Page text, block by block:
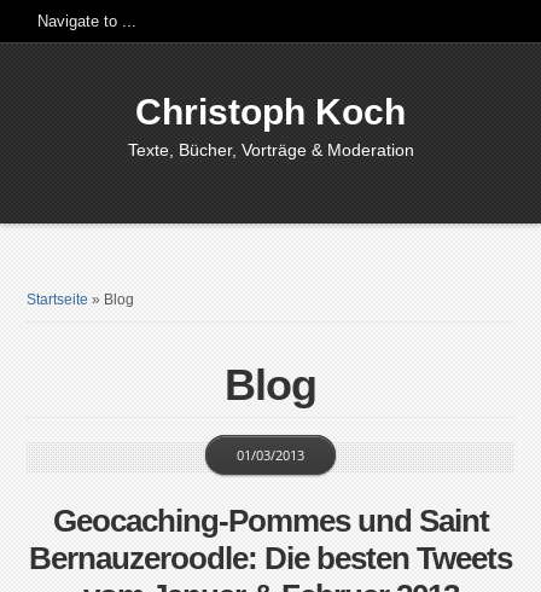
Christoph Koch
Texte, Bücher, Vorträge & Moderation
Startseite » Blog
Blog
Geocaching-Pommes und Saint
Bernauzeroodle: Die besten Tweets
01/03/2013